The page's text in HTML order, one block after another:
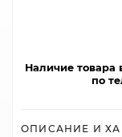
Наличие товара
по
ОПИСАНИЕ И